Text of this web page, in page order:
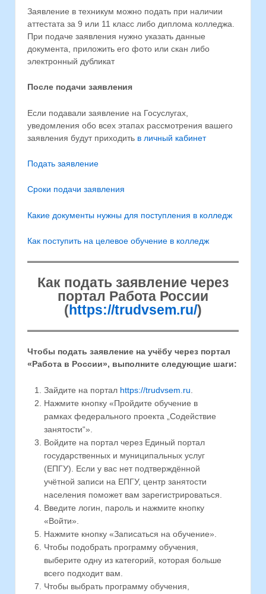
Заявление в техникум можно подать при наличии
аттестата за 9 или 11 класс либо диплома колледжа.
При подаче заявления нужно указать данные
документа, приложить его фото или скан либо
электронный дубликат
После подачи заявления
Если подавали заявление на Госуслугах,
уведомления обо всех этапах рассмотрения вашего
заявления будут приходить в личный кабинет
Подать заявление
Сроки подачи заявления
Какие документы нужны для поступления в колледж
Как поступить на целевое обучение в колледж
Как подать заявление через
портал Работа России
(https://trudvsem.ru/)
Чтобы подать заявление на учёбу через портал
«Работа в России», выполните следующие шаги:
Зайдите на портал https://trudvsem.ru
Нажмите кнопку «Пройдите обучение в
рамках федерального проекта „Содействие
занятости“».
Войдите на портал через Единый портал
государственных и муниципальных услуг
(ЕПГУ). Если у вас нет подтверждённой
учётной записи на ЕПГУ, центр занятости
населения поможет вам зарегистрироваться.
Введите логин, пароль и нажмите кнопку
«Войти».
Нажмите кнопку «Записаться на обучение».
Чтобы подобрать программу обучения,
выберите одну из категорий, которая больше
всего подходит вам.
Чтобы выбрать программу обучения,